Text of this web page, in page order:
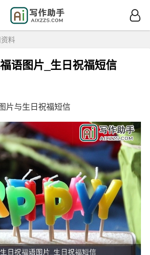
料
语图片_生日祝福短信
片与生日祝福短信